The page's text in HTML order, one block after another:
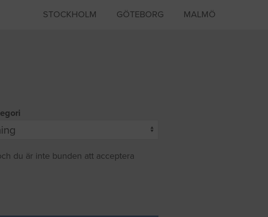
STOCKHOLM GÖTEBORG MALMÖ
du är inte bunden att acceptera